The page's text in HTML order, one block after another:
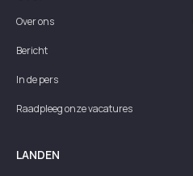
Over ons
Bericht
In de pers
Raadpleeg onze vacatures
LANDEN